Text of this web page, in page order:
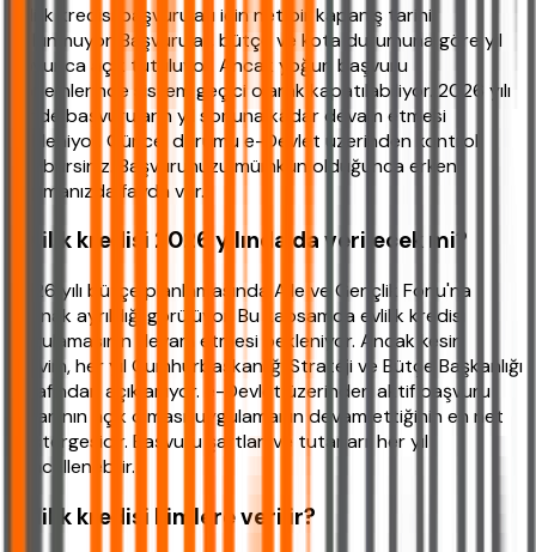
Evlilik kredisi başvuruları için net bir kapanış tarihi
bulunmuyor. Başvurular, bütçe ve kota durumuna göre yıl
boyunca açık tutuluyor. Ancak yoğun başvuru
dönemlerinde sistem geçici olarak kapatılabiliyor. 2026 yılı
içinde başvuruların yıl sonuna kadar devam etmesi
bekleniyor. Güncel durumu e-Devlet üzerinden kontrol
edebilirsiniz. Başvurunuzu mümkün olduğunca erken
yapmanızda fayda var.
Evlilik kredisi 2026 yılında da verilecek mi?
2026 yılı bütçe planlamasında Aile ve Gençlik Fonu'na
kaynak ayrıldığı görülüyor. Bu kapsamda evlilik kredisi
uygulamasının devam etmesi bekleniyor. Ancak kesin
takvim, her yıl Cumhurbaşkanlığı Strateji ve Bütçe Başkanlığı
tarafından açıklanıyor. e-Devlet üzerinden aktif başvuru
ekranının açık olması, uygulamanın devam ettiğinin en net
göstergesidir. Başvuru şartları ve tutarları, her yıl
güncellenebilir.
Evlilik kredisi kimlere verilir?